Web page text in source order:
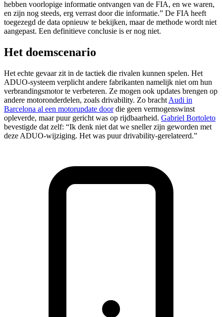
hebben voorlopige informatie ontvangen van de FIA, en we waren,
en zijn nog steeds, erg verrast door die informatie.” De FIA heeft
toegezegd de data opnieuw te bekijken, maar de methode wordt niet
aangepast. Een definitieve conclusie is er nog niet.
Het doemscenario
Het echte gevaar zit in de tactiek die rivalen kunnen spelen. Het
ADUO-systeem verplicht andere fabrikanten namelijk niet om hun
verbrandingsmotor te verbeteren. Ze mogen ook updates brengen op
andere motoronderdelen, zoals drivability. Zo bracht Audi in
Barcelona al een motorupdate doordie geen vermogenswinst
opleverde, maar puur gericht was op rijdbaarheid. Gabriel Bortoleto
bevestigde dat zelf: “Ik denk niet dat we sneller zijn geworden met
deze ADUO-wijziging. Het was puur drivability-gerelateerd.”